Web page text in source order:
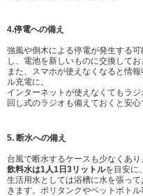
4.停電への備え
強風や倒木による停電が発生する
し、電池を新しいものに交換してお
また、スマホが使えなくなると情
ル充電に。
インターネットが使えなくてもラ
回し式のラジオも備えておくと安心
5. 断水への備え
台風で断水するケースも少なくあり
飲料水は1人1日3リットルを目安に、
生活用水としては浴槽に水を張っ
きます。ポリタンクやペットボトル